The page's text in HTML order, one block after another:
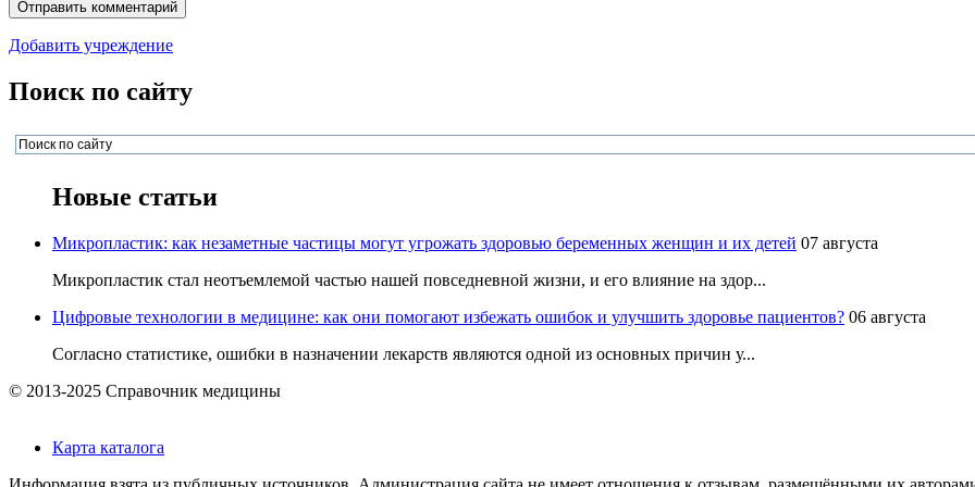
Добавить учреждение
Поиск по сайту
Новые статьи
Микропластик: как незаметные частицы могут угрожать здоровью беременных женщин и их детей 07 августа
Микропластик стал неотъемлемой частью нашей повседневной жизни, и его влияние на здор...
Цифровые технологии в медицине: как они помогают избежать ошибок и улучшить здоровье пациентов? 06 августа
Согласно статистике, ошибки в назначении лекарств являются одной из основных причин у...
© 2013-2025 Справочник медицины
Карта каталога